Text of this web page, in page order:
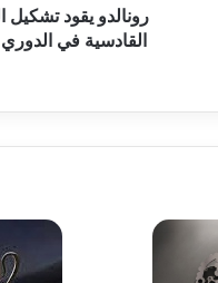
تشكيل
القادسية
في
رونالدو يقود تشكيل
القادسية في